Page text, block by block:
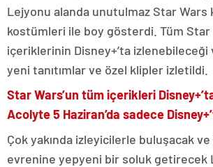
Lejyonu alanda unutulmaz Star
kostümleri ile boy gösterdi. Tüm Star
içeriklerinin Disney+’ta izlenebileceği
yeni tanıtımlar ve özel klipler izletildi.
Star Wars’un tüm içerikleri
Acolyte 5 Haziran’da sadece
Çok yakında izleyicilerle buluşacak
evrenine yepyeni bir soluk getirecek